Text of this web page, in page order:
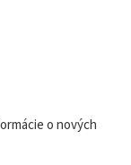
o nových